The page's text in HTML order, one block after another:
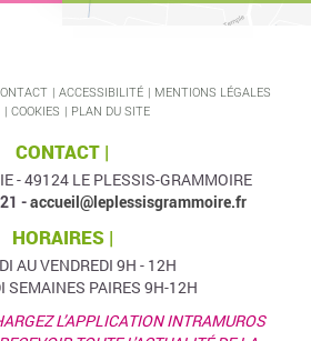
ACCESSIBILITÉ
MENTIONS LÉGALES
COOKIES
PLAN DU SITE
CONTACT |
- 49124 LE PLESSIS-GRAMMOIRE
-accueil@leplessisgrammoire.fr
HORAIRES |
AU VENDREDI 9H - 12H
SEMAINES PAIRES 9H-12H
L’APPLICATION INTRAMUROS